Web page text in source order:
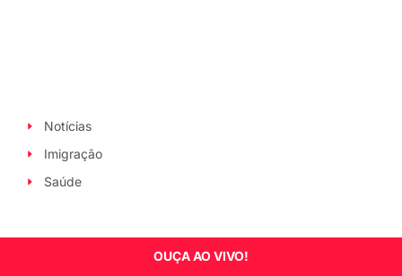
Notícias
Imigração
Saúde
OUÇA AO VIVO!